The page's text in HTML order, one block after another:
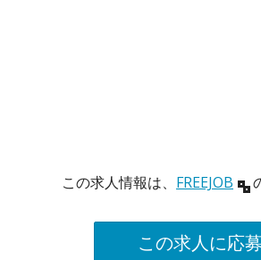
この求人情報は、 FREEJOB
この求人に応募